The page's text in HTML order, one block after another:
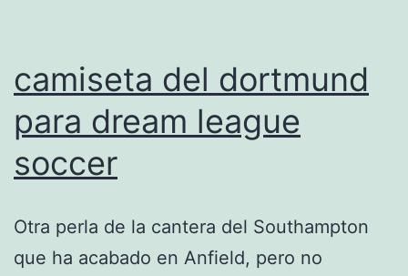
camiseta del dortmund
para dream league
soccer
Otra perla de la cantera del Southampton
que ha acabado en Anfield, pero no